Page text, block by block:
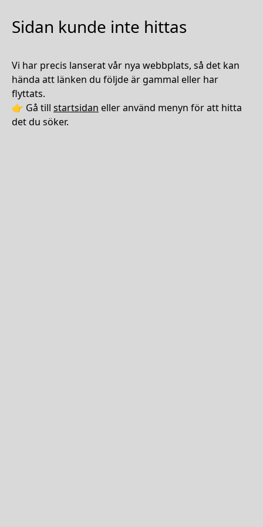
Sidan kunde inte hittas
Vi har precis lanserat vår nya webbplats, så det kan
hända att länken du följde är gammal eller har
flyttats.
👉 Gå till startsidan eller använd menyn för att hitta
det du söker.